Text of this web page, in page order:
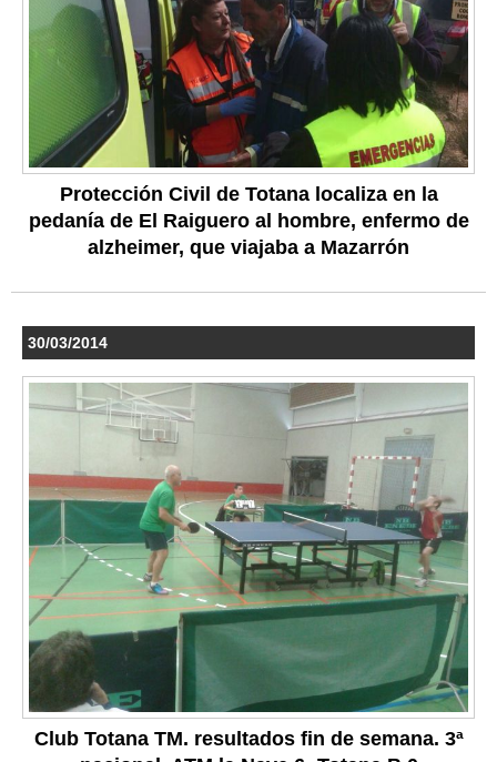
Protección Civil de Totana localiza en la
pedanía de El Raiguero al hombre, enfermo de
alzheimer, que viajaba a Mazarrón
30/03/2014
Club Totana TM. resultados fin de semana. 3ª